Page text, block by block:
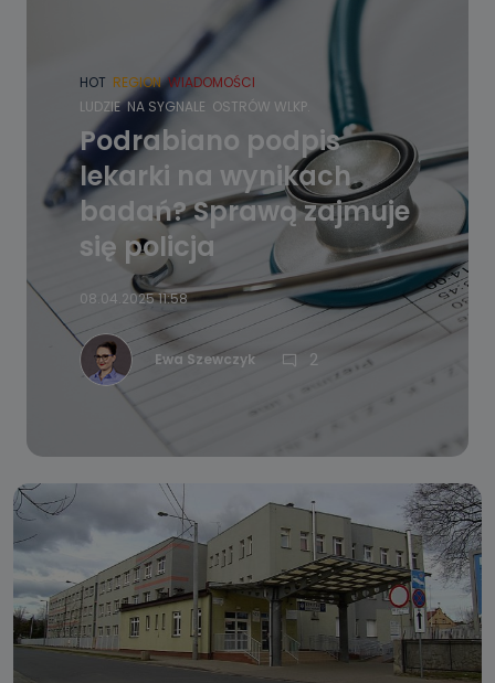
HOT REGION WIADOMOŚCI
LUDZIE NA SYGNALE OSTRÓW WLKP.
Podrabiano podpis
lekarki na wynikach
badań? Sprawą zajmuje
się policja
08.04.2025 11:58
Ewa Szewczyk 2